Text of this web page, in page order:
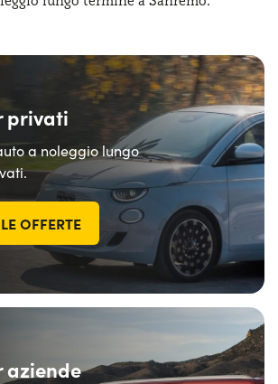
privati
a noleggio lungo
OFFERTE
aziende